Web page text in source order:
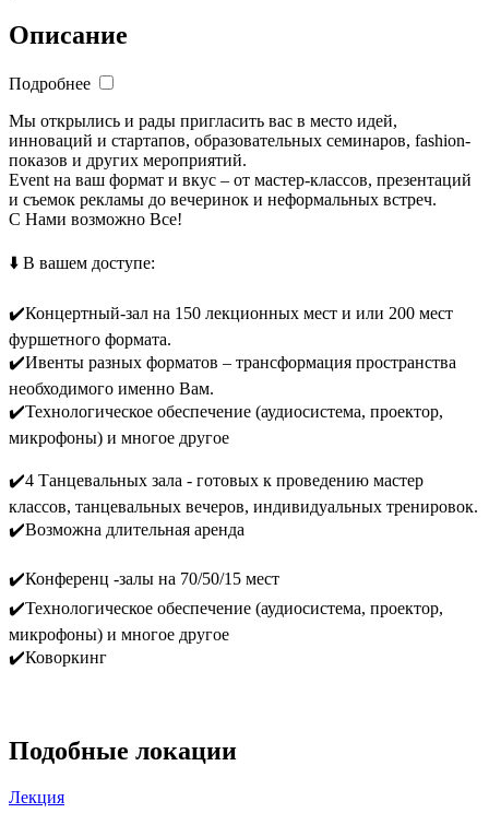
Описание
Подробнее
Мы открылись и рады пригласить вас в место идей,
инноваций и стартапов, образовательных семинаров, fashion-
показов и других мероприятий.
Event на ваш формат и вкус – от мастер-классов, презентаций
и съемок рекламы до вечеринок и неформальных встреч.
С Нами возможно Все!
⬇️ В вашем доступе:
✔️Концертный-зал на 150 лекционных мест и или 200 мест
фуршетного формата.
✔️Ивенты разных форматов – трансформация пространства
необходимого именно Вам.
✔️Технологическое обеспечение (аудиосистема, проектор,
микрофоны) и многое другое
✔️4 Танцевальных зала - готовых к проведению мастер
классов, танцевальных вечеров, индивидуальных тренировок.
✔️Возможна длительная аренда
✔️Конференц -залы на 70/50/15 мест
✔️Технологическое обеспечение (аудиосистема, проектор,
микрофоны) и многое другое
✔️Коворкинг
Подобные локации
Лекция